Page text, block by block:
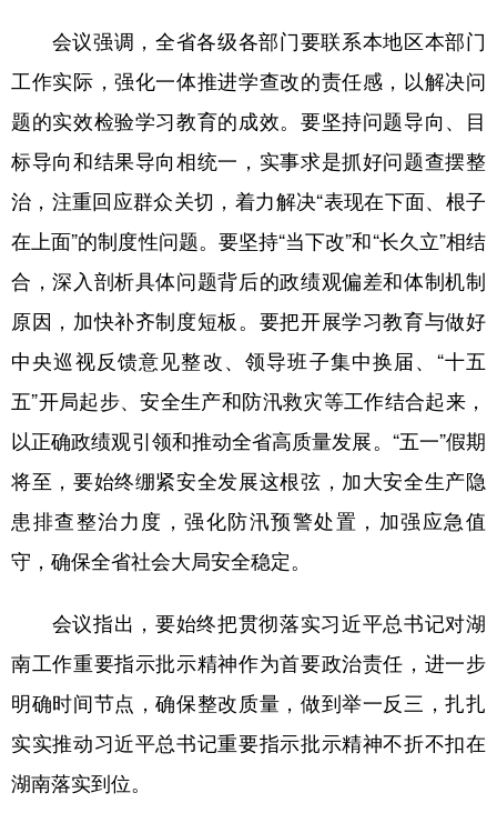
多语种频道
Русский язык 日本語 한국어
Deutsch Português
会议强调，全省各级各部门要联系本地区本部门
工作实际，强化一体推进学查改的责任感，以解决问
题的实效检验学习教育的成效。要坚持问题导向、目
标导向和结果导向相统一，实事求是抓好问题查摆整
治，注重回应群众关切，着力解决“表现在下面、根子
在上面”的制度性问题。要坚持“当下改”和“长久立”相结
合，深入剖析具体问题背后的政绩观偏差和体制机制
原因，加快补齐制度短板。要把开展学习教育与做好
中央巡视反馈意见整改、领导班子集中换届、“十五
五”开局起步、安全生产和防汛救灾等工作结合起来，
以正确政绩观引领和推动全省高质量发展。“五一”假期
将至，要始终绷紧安全发展这根弦，加大安全生产隐
患排查整治力度，强化防汛预警处置，加强应急值
守，确保全省社会大局安全稳定。
会议指出，要始终把贯彻落实习近平总书记对湖
南工作重要指示批示精神作为首要政治责任，进一步
明确时间节点，确保整改质量，做到举一反三，扎扎
实实推动习近平总书记重要指示批示精神不折不扣在
湖南落实到位。